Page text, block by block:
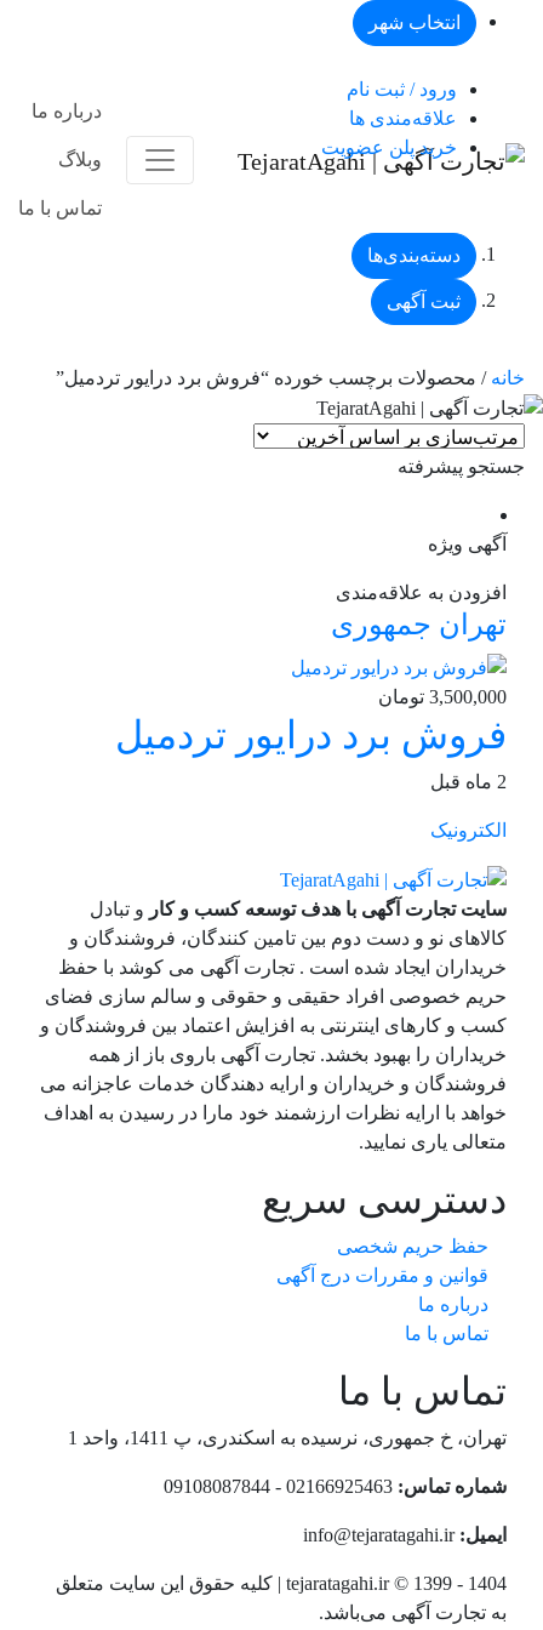
انتخاب شهر
ورود / ثبت نام
علاقه‌مندی ها
خرید پلن عضویت
درباره ما
وبلاگ
تماس با ما
دسته‌بندی‌ها
ثبت آگهی
خانه / محصولات برچسب خورده “فروش برد درایور تردمیل”
جستجو پیشرفته
آگهی ویژه
افزودن به علاقه‌مندی
تهران جمهوری
3,500,000 تومان
فروش برد درایور تردمیل
2 ماه قبل
الکترونیک
سایت تجارت آگهی با هدف توسعه کسب و کار و تبادل
کالاهای نو و دست دوم بین تامین کنندگان، فروشندگان و
خریداران ایجاد شده است . تجارت آگهی می کوشد با حفظ
حریم خصوصی افراد حقیقی و حقوقی و سالم سازی فضای
کسب و کارهای اینترنتی به افزایش اعتماد بین فروشندگان و
خریداران را بهبود بخشد. تجارت آگهی باروی باز از همه
فروشندگان و خریداران و ارایه دهندگان خدمات عاجزانه می
خواهد با ارایه نظرات ارزشمند خود مارا در رسیدن به اهداف
متعالی یاری نمایید.
دسترسی سریع
حفظ حریم شخصی
قوانین و مقررات درج آگهی
درباره ما
تماس با ما
تماس با ما
تهران، خ جمهوری، نرسیده به اسکندری، پ 1411، واحد 1
شماره تماس: 02166925463 - 09108087844
ایمیل:info@tejaratagahi.ir
tejaratagahi.ir © 1399 - 1404 | کلیه حقوق این سایت متعلق
به تجارت آگهی می‌باشد.